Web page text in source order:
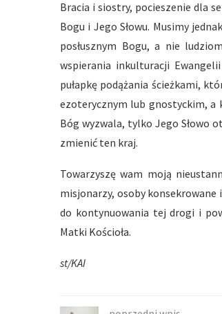
Bracia i siostry, pocieszenie dla
Bogu i Jego Słowu. Musimy
posłusznym Bogu, a nie
wspierania inkulturacji
pułapkę podążania ścieżkami,
ezoterycznym lub gnostyckim, a
Bóg wyzwala, tylko Jego Słowo
zmienić ten kraj.
Towarzyszę wam moją
misjonarzy, osoby konsekrowane
do kontynuowania tej drogi i
Matki Kościoła.
st/KAI